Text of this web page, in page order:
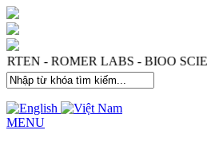
- PERTEN - ROMER LABS -
MENU